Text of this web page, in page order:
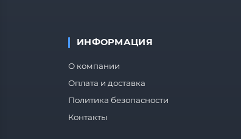
ИНФОРМАЦИЯ
О компании
Оплата и доставка
Политика безопасности
Контакты